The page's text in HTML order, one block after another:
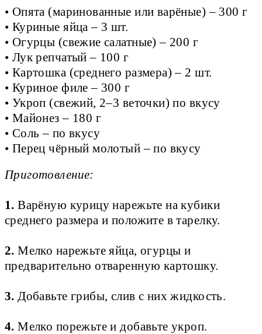
• Опята (маринованные или варёные) – 300 г
• Куриные яйца – 3 шт.
• Огурцы (свежие салатные) – 200 г
• Лук репчатый – 100 г
• Картошка (среднего размера) – 2 шт.
• Куриное филе – 300 г
• Укроп (свежий, 2–3 веточки) по вкусу
• Майонез – 180 г
• Соль – по вкусу
• Перец чёрный молотый – по вкусу
Приготовление:
1.Варёную курицу нарежьте на кубики
среднего размера и положите в тарелку.
2.Мелко нарежьте яйца, огурцы и
предварительно отваренную картошку.
3. Добавьте грибы, слив с них жидкость.
4.Мелко порежьте и добавьте укроп.